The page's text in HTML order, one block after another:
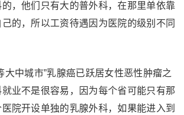
，他们只有大的普外科，在那里单依靠
的，所以工资待遇因为医院的级别不同
中城市”乳腺癌已跃居女性恶性肿瘤之
业不是很容易，因为每个省可能只有那
院开设单独的乳腺外科，如果能进入到